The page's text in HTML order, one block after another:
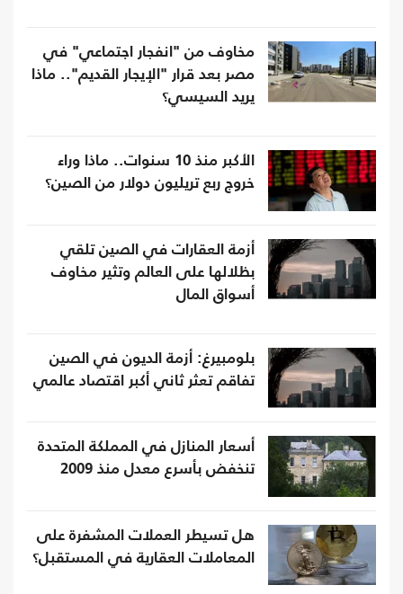
مخاوف من "انفجار اجتماعي" في
مصر بعد قرار "الإيجار القديم".. ماذا
يريد السيسي؟
الأكبر منذ 10 سنوات.. ماذا وراء
خروج ربع تريليون دولار من الصين؟
أزمة العقارات في الصين تلقي
بظلالها على العالم وتثير مخاوف
أسواق المال
بلومبيرغ: أزمة الديون في الصين
تفاقم تعثر ثاني أكبر اقتصاد عالمي
أسعار المنازل في المملكة المتحدة
تنخفض بأسرع معدل منذ 2009
هل تسيطر العملات المشفرة على
المعاملات العقارية في المستقبل؟